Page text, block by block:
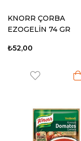
KNORR ÇORBA
EZOGELİN 74 GR
₺52,00